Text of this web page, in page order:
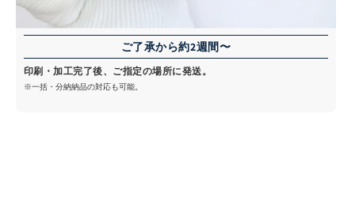
ご了承から約2週間〜
印刷・加工完了後、ご指定の場所に発送。
※一括・分納納品の対応も可能。